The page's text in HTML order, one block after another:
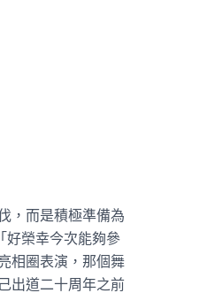
，而是積極準備為
好榮幸今次能夠參
相圈表演，那個舞
出道二十周年之前